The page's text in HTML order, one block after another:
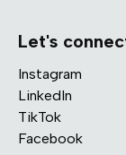
Let's
Instagram
LinkedIn
TikTok
Facebook